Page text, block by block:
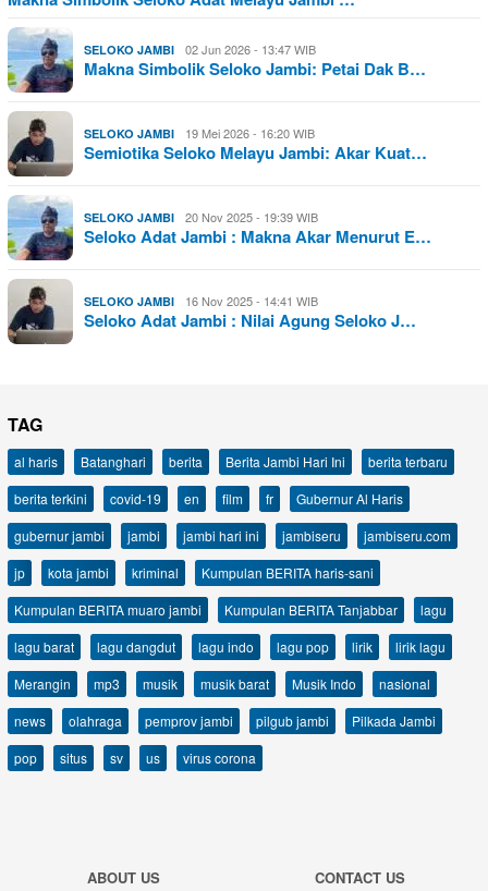
SELOKO JAMBI 02 Jun 2026 - 13:47 WIB
Makna Simbolik Seloko Jambi: Petai Dak B…
SELOKO JAMBI 19 Mei 2026 - 16:20 WIB
Semiotika Seloko Melayu Jambi: Akar Kuat…
SELOKO JAMBI 20 Nov 2025 - 19:39 WIB
Seloko Adat Jambi : Makna Akar Menurut E…
SELOKO JAMBI 16 Nov 2025 - 14:41 WIB
Seloko Adat Jambi : Nilai Agung Seloko J…
TAG
al haris Batanghari berita Berita Jambi Hari Ini
berita terbaru
berita terkini
covid-19 en film fr
Gubernur Al Haris
gubernur jambi
jambi jambi hari ini jambiseru
jambiseru.com
jp
kota jambi kriminal
Kumpulan BERITA haris-sani
Kumpulan BERITA muaro jambi
Kumpulan BERITA Tanjabbar
lagu
lagu barat
lagu dangdut lagu indo lagu pop lirik
lirik lagu
Merangin
mp3 musik musik barat Musik Indo
nasional
news
olahraga pemprov jambi pilgub jambi
Pilkada Jambi
pop
situs sv us virus corona
ABOUT US
CONTACT US